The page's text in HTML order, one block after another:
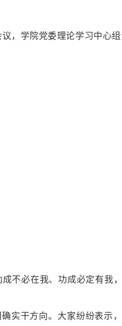
，学院党委理论学习中心
不必在我、功成必定有我
实干方向。大家纷纷表示